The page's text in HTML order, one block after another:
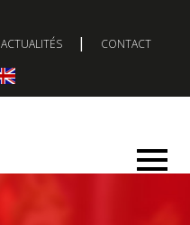
ACTUALITÉS | CONTACT